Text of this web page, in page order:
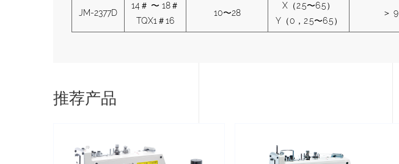
JM-2377D
14＃ 〜 18＃
TQX1＃16
10〜28
X（2.5〜6.5）
Y（0，2.5〜6.5）
＞ 9
推荐产品